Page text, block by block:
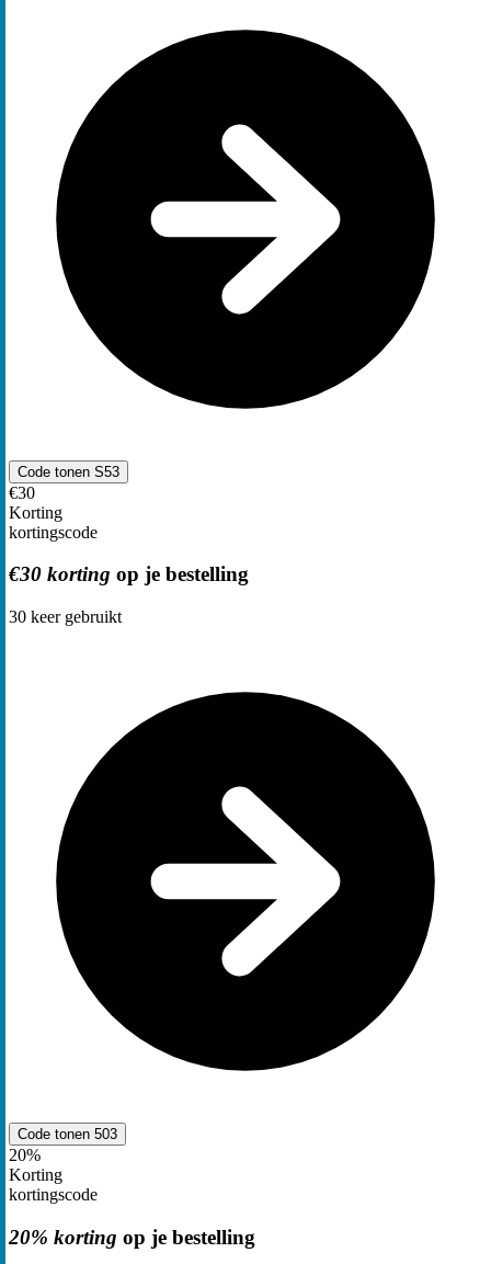
Code tonen S53
€30
Korting
kortingscode
€30 korting op je bestelling
30 keer gebruikt
Code tonen 503
20%
Korting
kortingscode
20% korting op je bestelling